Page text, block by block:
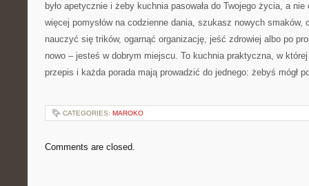
było apetycznie i żeby kuchnia pasowała do Twojego życia, a
więcej pomysłów na codzienne dania, szukasz nowych
nauczyć się trików, ogarnąć organizację, jeść zdrowiej albo po
nowo – jesteś w dobrym miejscu. To kuchnia praktyczna, w
przepis i każda porada mają prowadzić do jednego: żebyś mógł
CATEGORIES: MAROKO
Comments are closed.